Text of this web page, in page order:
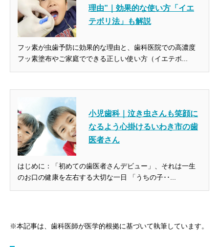
理由”｜効果的な使い方「イエ
テボリ法」も解説
フッ素が虫歯予防に効果的な理由と、歯科医院での高濃度
フッ素塗布やご家庭でできる正しい使い方（イエテボ...
小児歯科｜泣き虫さんも笑顔に
なるよう心掛けるいわき市の歯
医者さん
はじめに：「初めての歯医者さんデビュー」、それは一生
のお口の健康を左右する大切な一日 「うちの子･･...
※本記事は、歯科医師が医学的根拠に基づいて執筆しています。